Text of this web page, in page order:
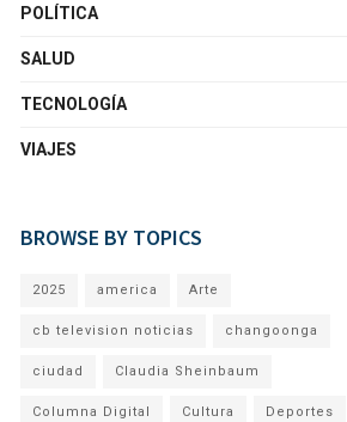
POLÍTICA
SALUD
TECNOLOGÍA
VIAJES
BROWSE BY TOPICS
2025 america Arte
cb television noticias changoonga
ciudad Claudia Sheinbaum
Columna Digital Cultura Deportes